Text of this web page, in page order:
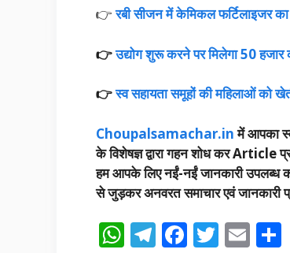
👉रबी सीजन में केमिकल फर्टिलाइजर
👉उद्योग शुरू करने पर मिलेगा 50
👉स्व सहायता समूहों की महिलाओं को
Choupalsamachar.inमें आपका
के विशेषज्ञ द्वारा गहन शोध कर Article
हम आपके लिए नईं-नईं जानकारी उपलब्ध
से जुड़कर अनवरत समाचार एवं जानकारी
W T F T E